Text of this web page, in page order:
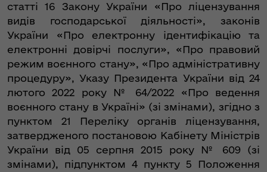
статті 16 Закону України «Про ліцензування
видів господарської діяльності», законів
України «Про електронну ідентифікацію та
електронні довірчі послуги», «Про правовий
режим воєнного стану», «Про адміністративну
процедуру», Указу Президента України від 24
лютого 2022 року № 64/2022 «Про ведення
воєнного стану в Україні» (зі змінами), згідно з
пунктом 21 Переліку органів ліцензування,
затвердженого постановою Кабінету Міністрів
України від 05 серпня 2015 року № 609 (зі
змінами), підпунктом 4 пункту 5 Положення